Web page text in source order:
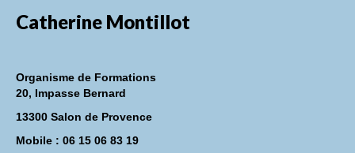
Catherine Montillot
Organisme de Formations
20, Impasse Bernard
13300 Salon de Provence
Mobile : 06 15 06 83 19